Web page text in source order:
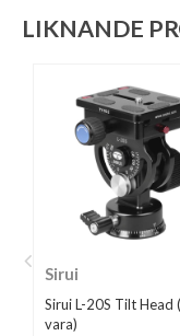
LIKNANDE
Sirui
Sirui L-20S Tilt Head
vara)